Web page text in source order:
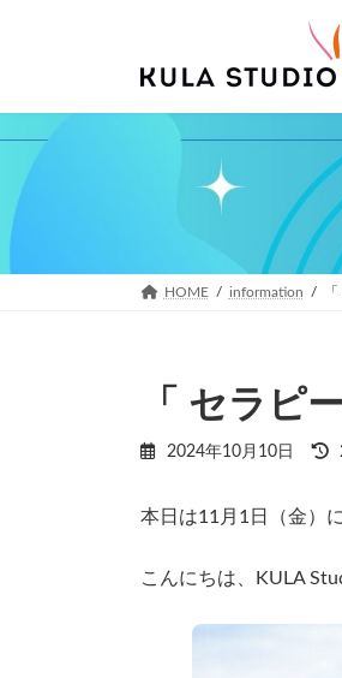
ツ
へ
ッ
シ
ョ
移
HOME information
「 セラピ
2024年10月10日
本日は11月1日（金）
こんにちは、KULA